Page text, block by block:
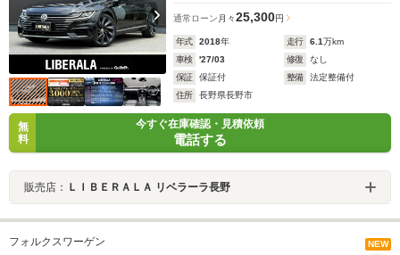
通常ローン 月々25,300円
年式 2018年 走行 6.1万km
車検
'27/03 修復
なし
保証
保証付 整備
法定整備付
住所
長野県長野市
無
料
今すぐ在庫確認・見積依頼
電話する
販売店： ＬＩＢＥＲＡＬＡ リベラーラ長野
フォルクスワーゲン NEW